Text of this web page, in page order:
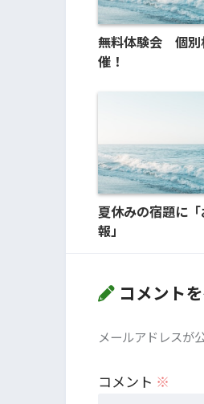
無料体験会 個
催！
夏休みの宿題に
報」
コメント
メールアドレスが
コメント ※